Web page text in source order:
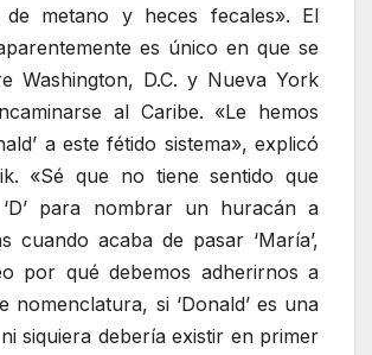
de metano y heces fecales». El
es único en que se
Washington, D.C. y Nueva York
al Caribe. «Le hemos
a este fétido sistema», explicó
«Sé que no tiene sentido que
para nombrar un huracán a
cuando acaba de pasar ‘María’,
por qué debemos adherirnos a
nomenclatura, si ‘Donald’ es una
siquiera debería existir en primer